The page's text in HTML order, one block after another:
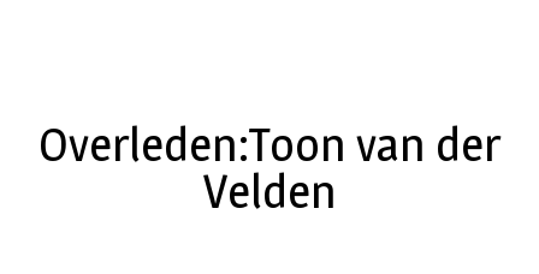
Overleden:Toon van der
Velden